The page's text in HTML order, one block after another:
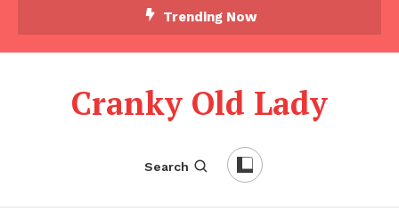
Trending Now
Cranky Old Lady
Search